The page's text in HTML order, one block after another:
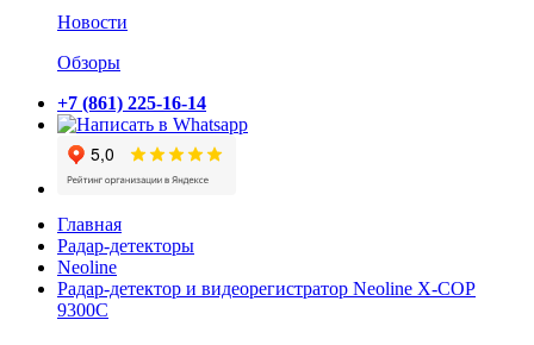
Новости
Обзоры
+7 (861) 225-16-14
Главная
Радар-детекторы
Neoline
Радар-детектор и видеорегистратор Neoline X-COP
9300C